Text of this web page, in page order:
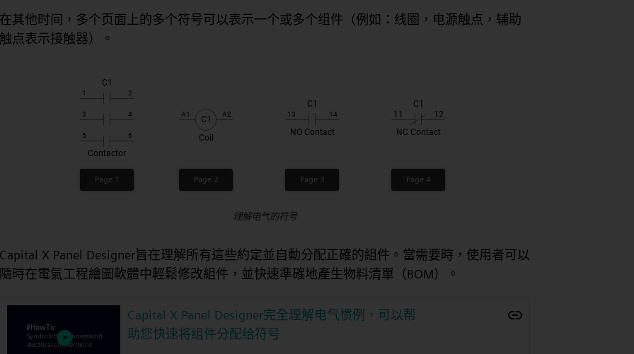
在其他时间，多个页面上的多个符号可以表示一个或多个组件（例如：线圈，电源触点，辅助
触点表示接触器）。
理解电气的符号
Capital X Panel Designer旨在理解所有這些約定並自動分配正確的組件。當需要時，使用者可以
隨時在電氣工程繪圖軟體中輕鬆修改組件，並快速準確地產生物料清單（BOM）。
Capital X Panel Designer完全理解电气惯例，可以帮
助您快速将组件分配给符号